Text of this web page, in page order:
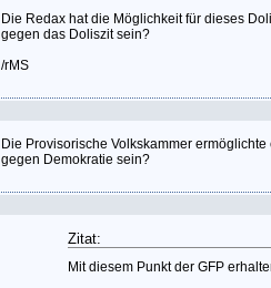
Die Redax hat die Möglichkeit für dieses
gegen das Doliszit sein?
/rMS
Die Provisorische Volkskammer
gegen Demokratie sein?
Zitat:
Mit diesem Punkt der GFP